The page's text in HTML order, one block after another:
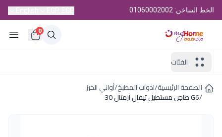
الخط الساخن: 01060002002
0
الفئات
الصفحة الرئيسية/ادوات المطبخ/أواني الخبز
/G6 طاجن مستطيل تيفال ارمتال 30